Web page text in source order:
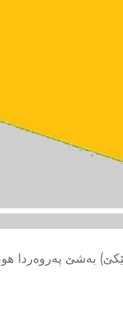
بەشێ پەروەردا